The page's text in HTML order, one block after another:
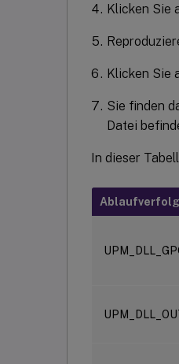
Klicken Sie
Klicken Sie
Sie finden
Datei
In dieser